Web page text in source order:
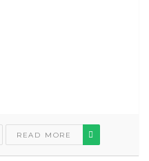
READ MORE